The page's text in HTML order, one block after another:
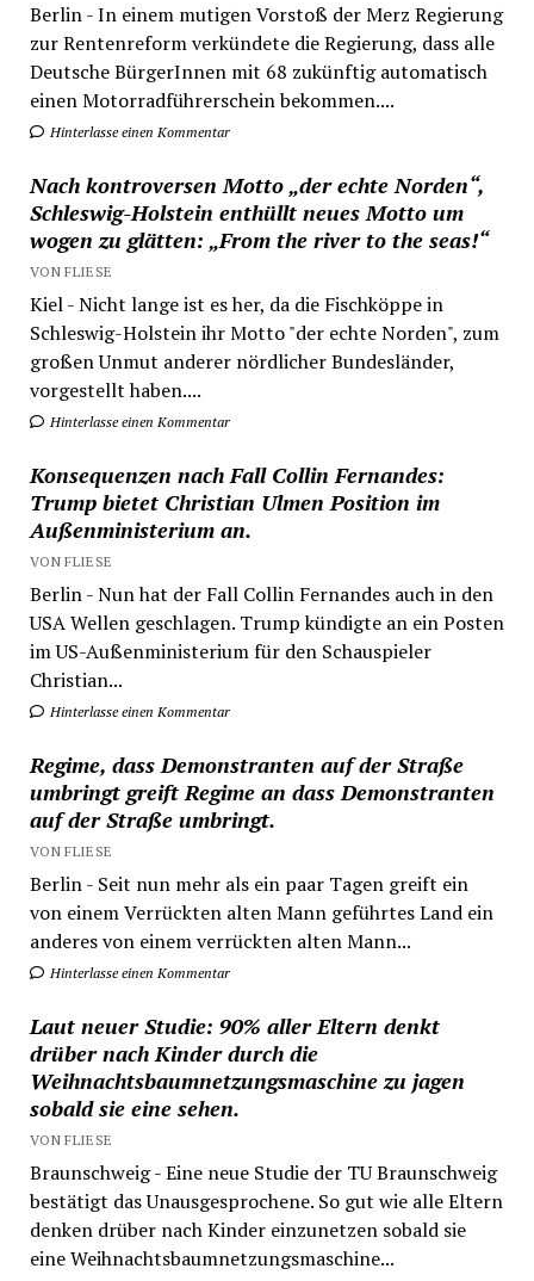
Berlin - In einem mutigen Vorstoß der Merz Regierung
zur Rentenreform verkündete die Regierung, dass alle
Deutsche BürgerInnen mit 68 zukünftig automatisch
einen Motorradführerschein bekommen....
Hinterlasse einen Kommentar
Nach kontroversen Motto „der echte Norden“,
Schleswig-Holstein enthüllt neues Motto um
wogen zu glätten: „From the river to the seas!“
VON FLIESE
Kiel - Nicht lange ist es her, da die Fischköppe in
Schleswig-Holstein ihr Motto "der echte Norden", zum
großen Unmut anderer nördlicher Bundesländer,
vorgestellt haben....
Hinterlasse einen Kommentar
Konsequenzen nach Fall Collin Fernandes:
Trump bietet Christian Ulmen Position im
Außenministerium an.
VON FLIESE
Berlin - Nun hat der Fall Collin Fernandes auch in den
USA Wellen geschlagen. Trump kündigte an ein Posten
im US-Außenministerium für den Schauspieler
Christian...
Hinterlasse einen Kommentar
Regime, dass Demonstranten auf der Straße
umbringt greift Regime an dass Demonstranten
auf der Straße umbringt.
VON FLIESE
Berlin - Seit nun mehr als ein paar Tagen greift ein
von einem Verrückten alten Mann geführtes Land ein
anderes von einem verrückten alten Mann...
Hinterlasse einen Kommentar
Laut neuer Studie: 90% aller Eltern denkt
drüber nach Kinder durch die
Weihnachtsbaumnetzungsmaschine zu jagen
sobald sie eine sehen.
VON FLIESE
Braunschweig - Eine neue Studie der TU Braunschweig
bestätigt das Unausgesprochene. So gut wie alle Eltern
denken drüber nach Kinder einzunetzen sobald sie
eine Weihnachtsbaumnetzungsmaschine...